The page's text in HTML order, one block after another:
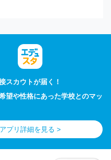
スカウトが届く！
望や性格にあった学校とのマッ
アプリ詳細を見る >